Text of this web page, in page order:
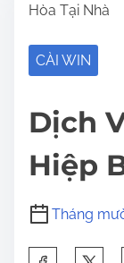
Hòa Tại Nhà
CÀI WIN
Dịch
Hiệp
Tháng